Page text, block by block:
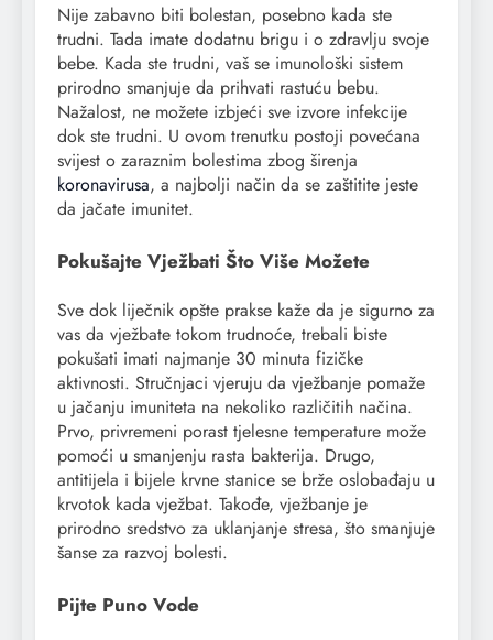
Nije zabavno biti bolestan, posebno kada ste
trudni. Tada imate dodatnu brigu i o zdravlju svoje
bebe. Kada ste trudni, vaš se imunološki sistem
prirodno smanjuje da prihvati rastuću bebu.
Nažalost, ne možete izbjeći sve izvore infekcije
dok ste trudni. U ovom trenutku postoji povećana
svijest o zaraznim bolestima zbog širenja
koronavirusa, a najbolji način da se zaštitite jeste
da jačate imunitet.
Pokušajte Vježbati Što Više Možete
Sve dok liječnik opšte prakse kaže da je sigurno za
vas da vježbate tokom trudnoće, trebali biste
pokušati imati najmanje 30 minuta fizičke
aktivnosti. Stručnjaci vjeruju da vježbanje pomaže
u jačanju imuniteta na nekoliko različitih načina.
Prvo, privremeni porast tjelesne temperature može
pomoći u smanjenju rasta bakterija. Drugo,
antitijela i bijele krvne stanice se brže oslobađaju u
krvotok kada vježbat. Takođe, vježbanje je
prirodno sredstvo za uklanjanje stresa, što smanjuje
šanse za razvoj bolesti.
Pijte Puno Vode